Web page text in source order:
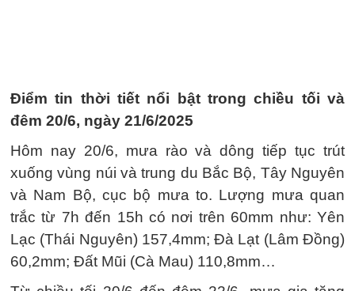
Điểm tin thời tiết nổi bật trong chiều tối và
đêm 20/6, ngày 21/6/2025
Hôm nay 20/6, mưa rào và dông tiếp tục trút
xuống vùng núi và trung du Bắc Bộ, Tây Nguyên
và Nam Bộ, cục bộ mưa to. Lượng mưa quan
trắc từ 7h đến 15h có nơi trên 60mm như: Yên
Lạc (Thái Nguyên) 157,4mm; Đà Lạt (Lâm Đồng)
60,2mm; Đất Mũi (Cà Mau) 110,8mm…